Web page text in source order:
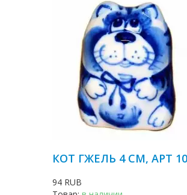
КОТ ГЖЕЛЬ 4 СМ, АРТ
94 RUB